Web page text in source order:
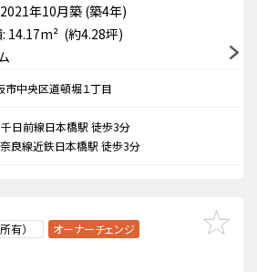
年10月築 (築4年)
14.17m² (約4.28坪)
市中央区道頓堀１丁目
千日前線日本橋駅 徒歩3分
奈良線近鉄日本橋駅 徒歩3分
有） オーナーチェンジ